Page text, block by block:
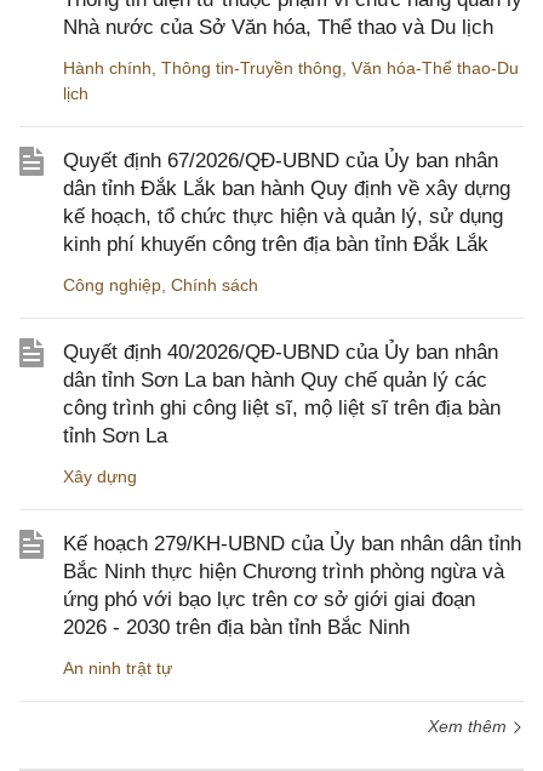
Nhà nước của Sở Văn hóa, Thể thao và Du lịch
Hành chính Thông tin-Truyền thông Văn hóa-Thể thao-Du
lịch
Quyết định 67/2026/QĐ-UBND của Ủy ban nhân
dân tỉnh Đắk Lắk ban hành Quy định về xây dựng
kế hoạch, tổ chức thực hiện và quản lý, sử dụng
kinh phí khuyến công trên địa bàn tỉnh Đắk Lắk
Công nghiệp Chính sách
Quyết định 40/2026/QĐ-UBND của Ủy ban nhân
dân tỉnh Sơn La ban hành Quy chế quản lý các
công trình ghi công liệt sĩ, mộ liệt sĩ trên địa bàn
tỉnh Sơn La
Xây dựng
Kế hoạch 279/KH-UBND của Ủy ban nhân dân tỉnh
Bắc Ninh thực hiện Chương trình phòng ngừa và
ứng phó với bạo lực trên cơ sở giới giai đoạn
2026 - 2030 trên địa bàn tỉnh Bắc Ninh
An ninh trật tự
Xem thêm